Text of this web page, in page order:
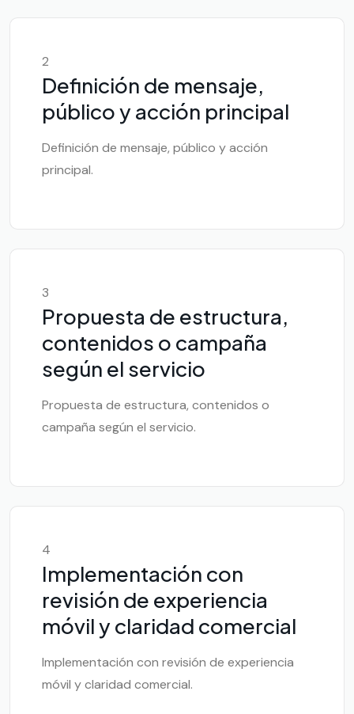
2
Definición de mensaje,
público y acción principal
Definición de mensaje, público y acción
principal.
3
Propuesta de estructura,
contenidos o campaña
según el servicio
Propuesta de estructura, contenidos o
campaña según el servicio.
4
Implementación con
revisión de experiencia
móvil y claridad comercial
Implementación con revisión de experiencia
móvil y claridad comercial.